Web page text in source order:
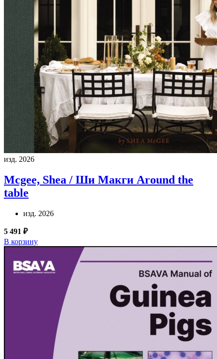
изд. 2026
Mcgee, Shea / Ши Макги Around the
table
изд. 2026
5 491 ₽
В корзину